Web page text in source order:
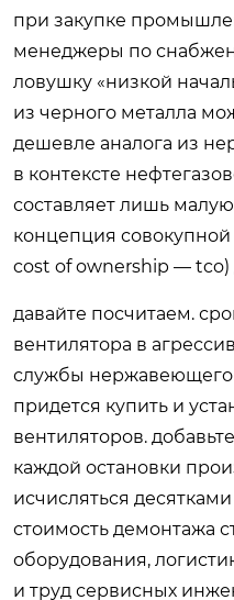
при закупке
менеджеры по
ловушку «низкой
из черного металла
дешевле аналога из
в контексте
составляет лишь
концепция
cost of ownership — tco)
давайте посчитаем.
вентилятора в
службы нержавеющего
придется купить и
вентиляторов.
каждой остановки
исчисляться
стоимость демонтажа
оборудования,
и труд сервисных